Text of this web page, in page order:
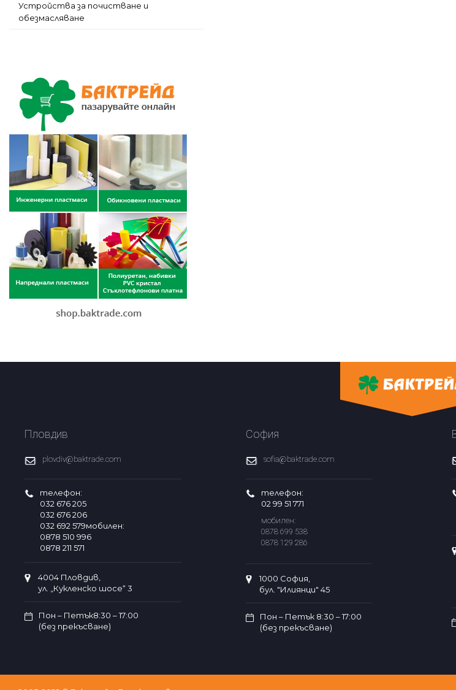
Устройства за почистване и
обезмасляване
Пловдив
plovdiv@baktrade.com
телефон:
032 676 205
032 676 206
032 692 579мобилен:
0878 510 996
0878 211 571
4004 Пловдив,
ул. „Кукленско шосе“ 3
Пон – Петък8:30 – 17:00
(без прекъсване)
София
sofia@baktrade.com
телефон:
02 99 51 771
мобилен:
0878 699 538
0878 129 286
1000 София,
бул. "Илиянци" 45
Пон – Петък 8:30 – 17:00
(без прекъсване)